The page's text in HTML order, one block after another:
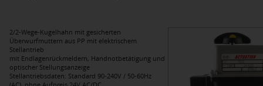
2/2-Wege-Kugelhahn mit gesicherten
Überwurfmuttern aus PP mit elektrischem
Stellantrieb
mit Endlagenrückmeldern, Handnotbetätigung und
optischer Stellungsanzeige
Stellantriebsdaten: Standard 90-240V / 50-60Hz